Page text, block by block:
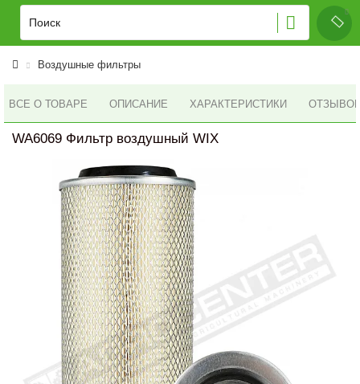
Воздушные фильтры
ВСЕ О ТОВАРЕ ОПИСАНИЕ ХАРАКТЕРИСТИКИ ОТЗЫВОВ
WA6069 Фильтр воздушный WIX